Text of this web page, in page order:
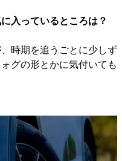
入っているところは？
時期を追うごとに少しず
グの形とかに気付いても